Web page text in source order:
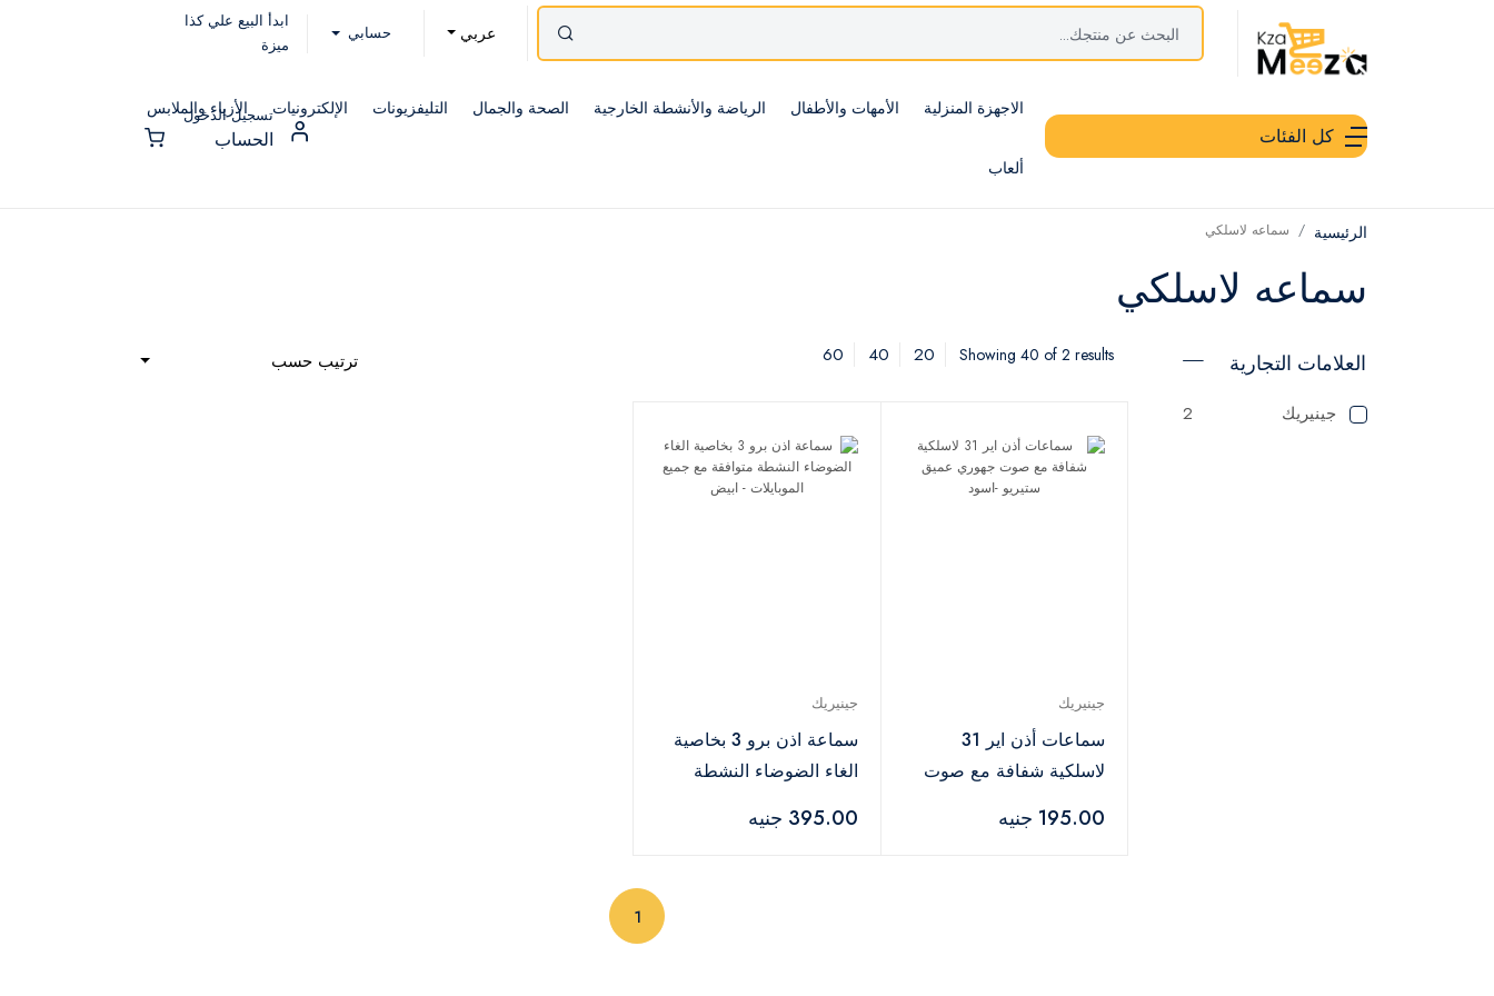
عربي حسابي
ابدأ البيع علي كذا
ميزة
كل الفئات
الاجهزة المنزلية الأمهات والأطفال الرياضة والأنشطة الخارجية الصحة والجمال التليفزيونات الإلكترونيات الأزياء والملابس
ألعاب
تسجيل الدخول
الحساب
الرئيسية سماعه لاسلكي
سماعه لاسلكي
العلامات التجارية
جينيريك 2
Showing 40 of 2 results
20
40
60 ترتيب حسب
جينيريك
سماعات أذن اير 31
لاسلكية شفافة مع صوت
195.00 جنيه
جينيريك
سماعة اذن برو 3 بخاصية
الغاء الضوضاء النشطة
- ابيض
395.00 جنيه
1